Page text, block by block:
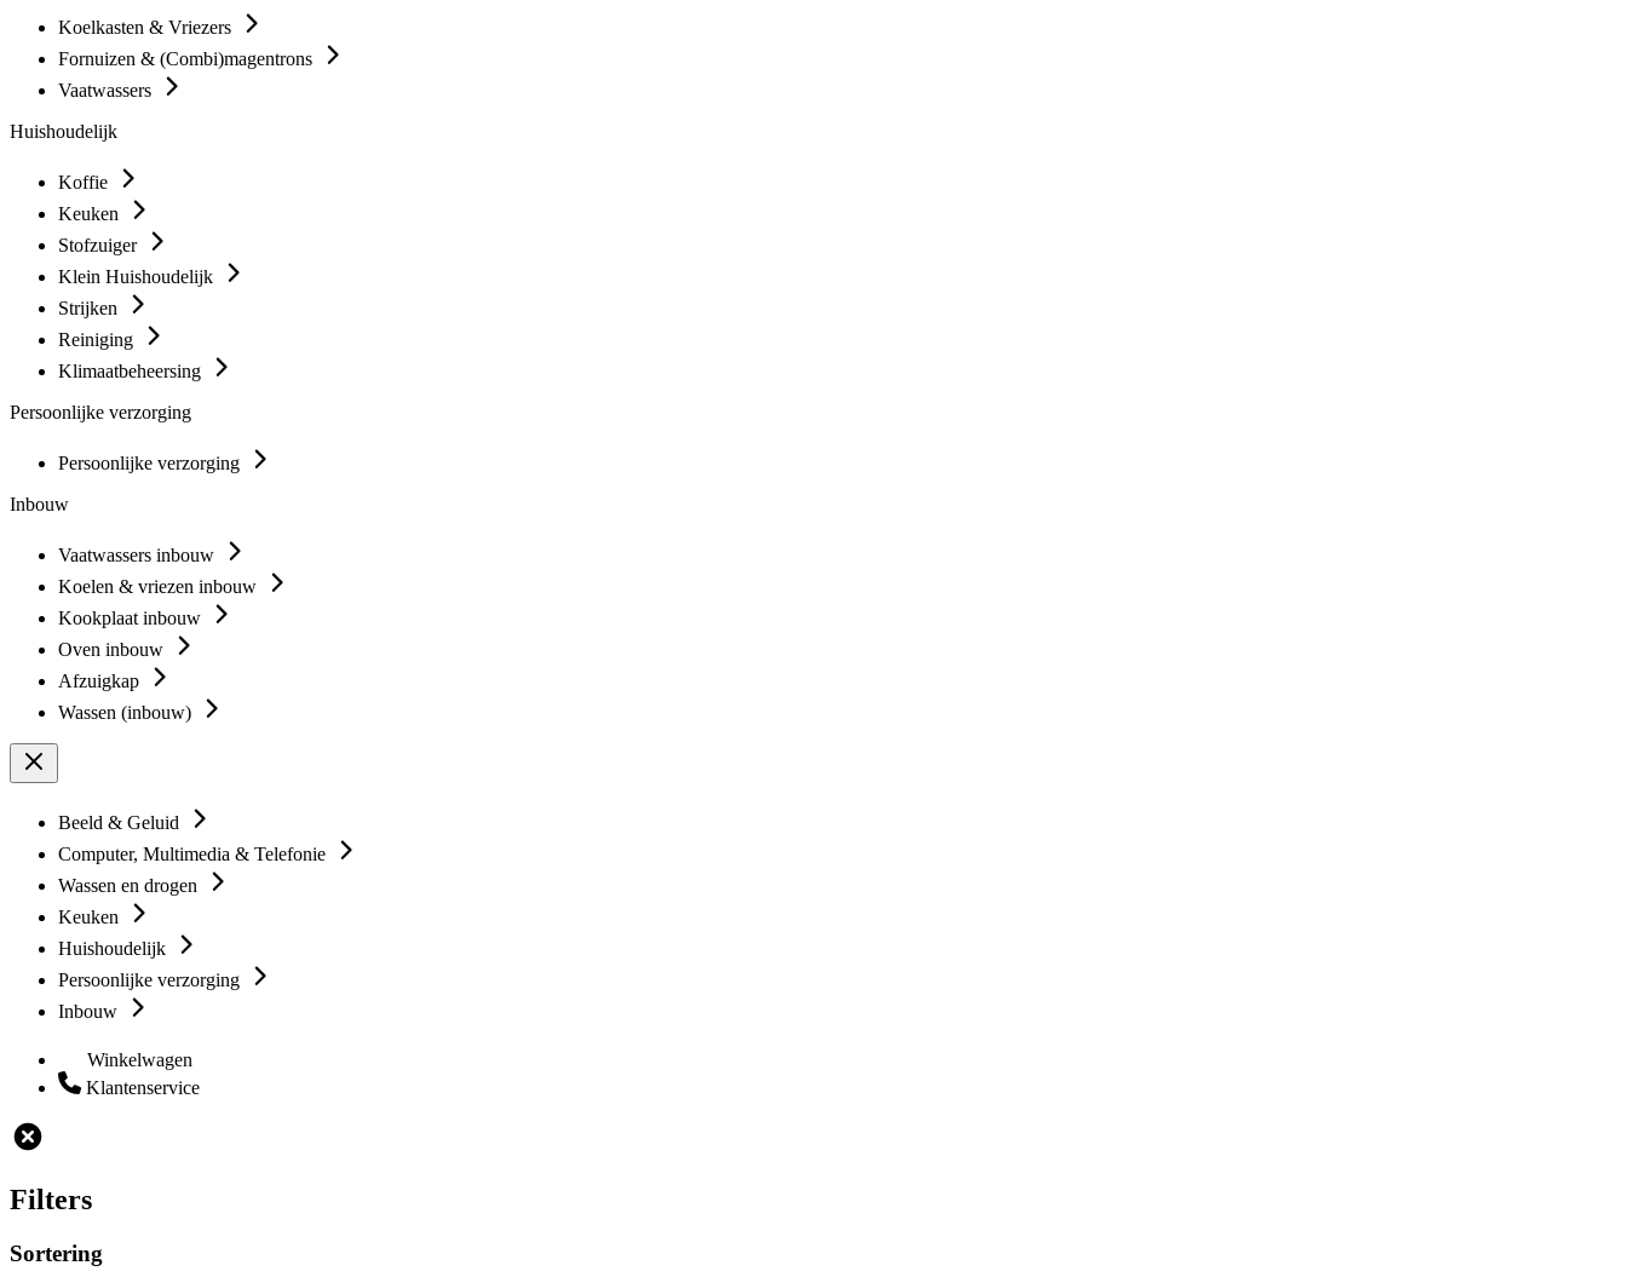
Koelkasten & Vriezers
Fornuizen & (Combi)magentrons
Vaatwassers
Huishoudelijk
Koffie
Keuken
Stofzuiger
Klein Huishoudelijk
Strijken
Reiniging
Klimaatbeheersing
Persoonlijke verzorging
Persoonlijke verzorging
Inbouw
Vaatwassers inbouw
Koelen & vriezen inbouw
Kookplaat inbouw
Oven inbouw
Afzuigkap
Wassen (inbouw)
Beeld & Geluid
Computer, Multimedia & Telefonie
Wassen en drogen
Keuken
Huishoudelijk
Persoonlijke verzorging
Inbouw
Winkelwagen
Klantenservice
Filters
Sortering